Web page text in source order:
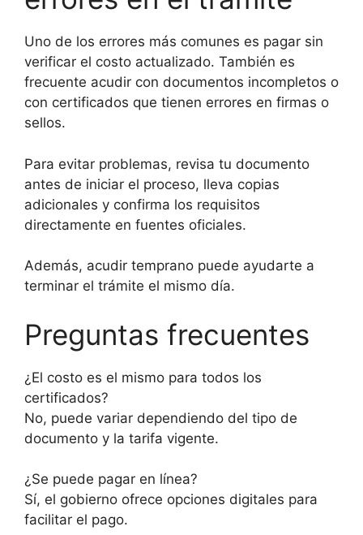
Uno de los errores más comunes es pagar sin
verificar el costo actualizado. También es
frecuente acudir con documentos incompletos o
con certificados que tienen errores en firmas o
sellos.
Para evitar problemas, revisa tu documento
antes de iniciar el proceso, lleva copias
adicionales y confirma los requisitos
directamente en fuentes oficiales.
Además, acudir temprano puede ayudarte a
terminar el trámite el mismo día.
Preguntas frecuentes
¿El costo es el mismo para todos los
certificados?
No, puede variar dependiendo del tipo de
documento y la tarifa vigente.
¿Se puede pagar en línea?
Sí, el gobierno ofrece opciones digitales para
facilitar el pago.